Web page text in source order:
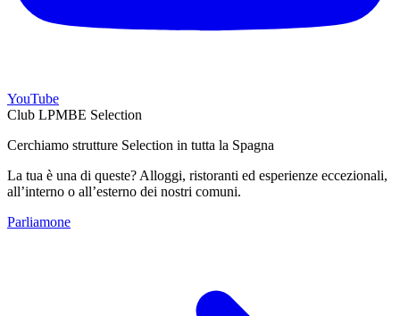
YouTube
Club LPMBE Selection
Cerchiamo strutture Selection in tutta la Spagna
La tua è una di queste? Alloggi, ristoranti ed esperienze eccezionali,
all’interno o all’esterno dei nostri comuni.
Parliamone